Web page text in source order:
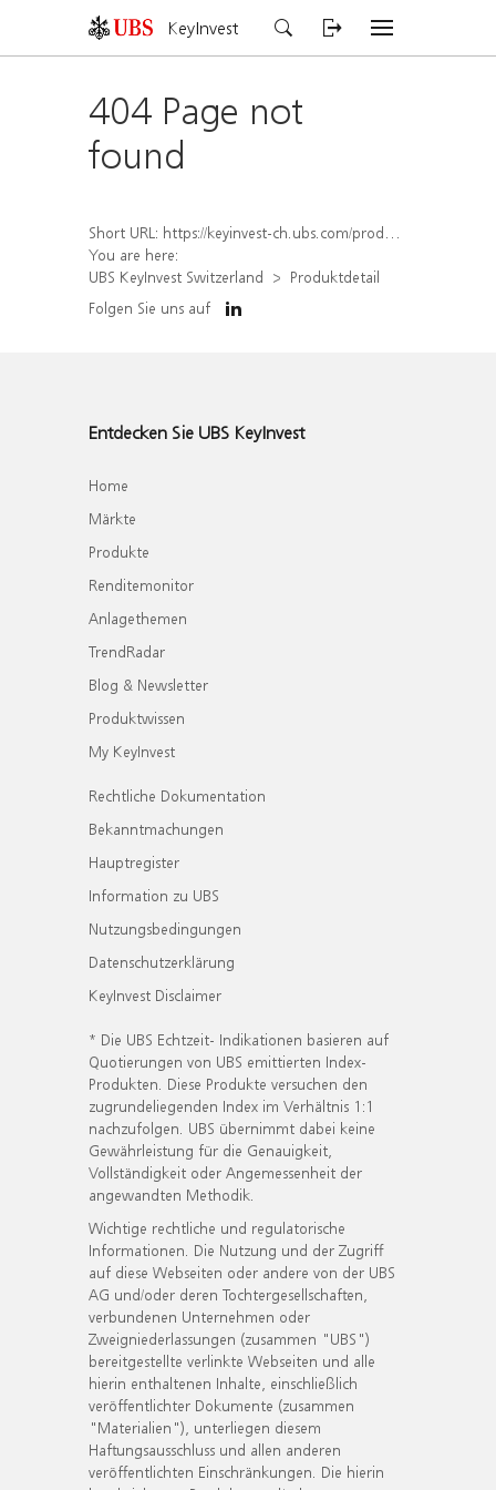
KeyInvest
404 Page not
found
Short URL: https://keyinvest-ch.ubs.com/produkt/detail/index/isin/CH1574366543
You are here:
UBS KeyInvest Switzerland
Produktdetail
Folgen Sie uns auf
Entdecken Sie UBS KeyInvest
Home
Märkte
Produkte
Renditemonitor
Anlagethemen
TrendRadar
Blog & Newsletter
Produktwissen
My KeyInvest
Rechtliche Dokumentation
Bekanntmachungen
Hauptregister
Information zu UBS
Nutzungsbedingungen
Datenschutzerklärung
KeyInvest Disclaimer
* Die UBS Echtzeit- Indikationen basieren auf
Quotierungen von UBS emittierten Index-
Produkten. Diese Produkte versuchen den
zugrundeliegenden Index im Verhältnis 1:1
nachzufolgen. UBS übernimmt dabei keine
Gewährleistung für die Genauigkeit,
Vollständigkeit oder Angemessenheit der
angewandten Methodik.
Wichtige rechtliche und regulatorische
Informationen. Die Nutzung und der Zugriff
auf diese Webseiten oder andere von der UBS
AG und/oder deren Tochtergesellschaften,
verbundenen Unternehmen oder
Zweigniederlassungen (zusammen "UBS")
bereitgestellte verlinkte Webseiten und alle
hierin enthaltenen Inhalte, einschließlich
veröffentlichter Dokumente (zusammen
"Materialien"), unterliegen diesem
Haftungsausschluss und allen anderen
veröffentlichten Einschränkungen. Die hierin